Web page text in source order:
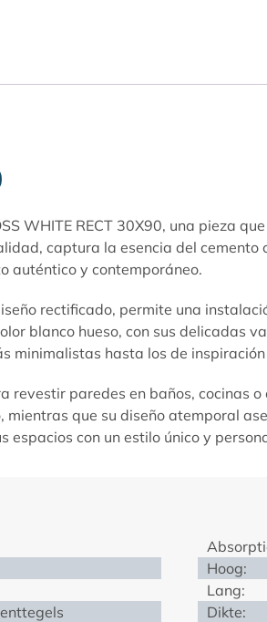
WHITE RECT 30X90, una pieza
captura la esencia del
auténtico y contemporáneo.
rectificado, permite una
blanco hueso, con sus delicadas
minimalistas hasta los de
revestir paredes en baños,
que su diseño atemporal
espacios con un estilo único y
Hoog:
Lang:
Dikte: